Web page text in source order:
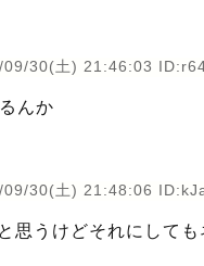
09/30(土) 21:46:03
んか
09/30(土) 21:48:06
思うけどそれにして